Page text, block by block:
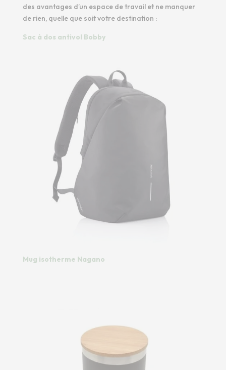
des avantages d’un espace de travail et ne manquer
de rien, quelle que soit votre destination :
Sac à dos antivol Bobby
Mug isotherme Nagano